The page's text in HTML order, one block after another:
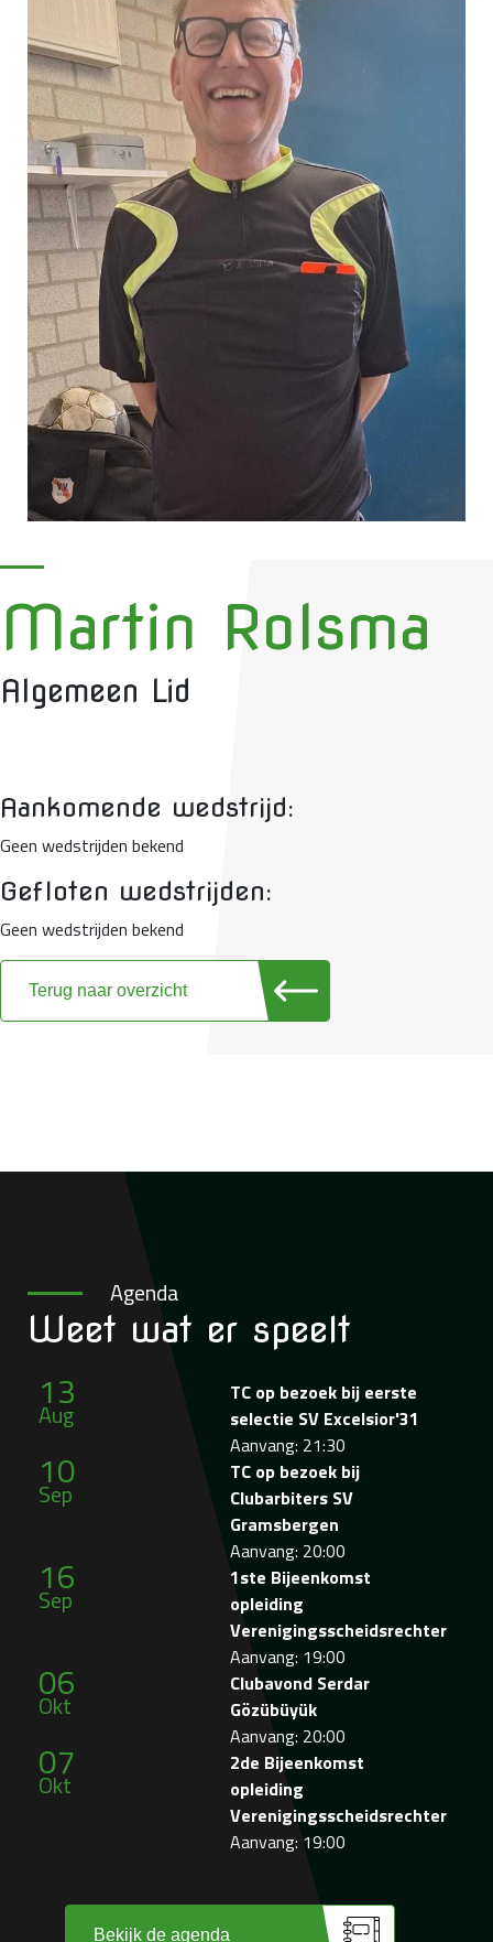
Martin Rolsma
Algemeen Lid
Aankomende wedstrijd:
Geen wedstrijden bekend
Gefloten wedstrijden:
Geen wedstrijden bekend
Terug naar overzicht
Agenda
Weet wat er speelt
13
Aug
TC op bezoek bij eerste
selectie SV Excelsior'31
Aanvang: 21:30
10
Sep
TC op bezoek bij
Clubarbiters SV
Gramsbergen
Aanvang: 20:00
16
Sep
1ste Bijeenkomst
opleiding
Verenigingsscheidsrechter
Aanvang: 19:00
06
Okt
Clubavond Serdar
Gözübüyük
Aanvang: 20:00
07
Okt
2de Bijeenkomst
opleiding
Verenigingsscheidsrechter
Aanvang: 19:00
Bekijk de agenda